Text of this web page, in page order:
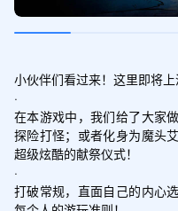
小伙伴们看过来！这里即将上
·
在本游戏中，我们给了大家
探险打怪；或者化身为魔头
超级炫酷的献祭仪式！
·
打破常规，直面自己的内心